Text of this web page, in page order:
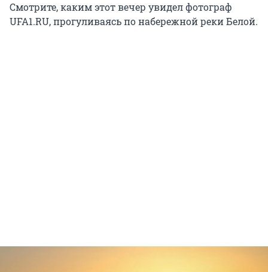
Смотрите, каким этот вечер увидел фотограф
UFA1.RU, прогуливаясь по набережной реки Белой.